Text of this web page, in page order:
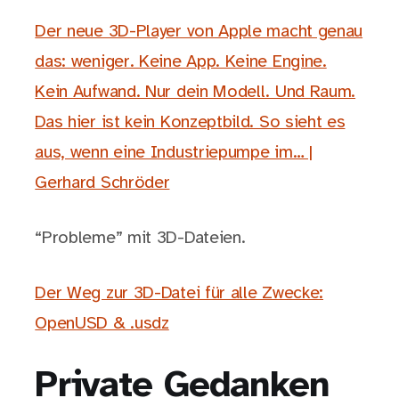
Der neue 3D-Player von Apple macht genau
das: weniger. Keine App. Keine Engine.
Kein Aufwand. Nur dein Modell. Und Raum.
Das hier ist kein Konzeptbild. So sieht es
aus, wenn eine Industriepumpe im… |
Gerhard Schröder
“Probleme” mit 3D-Dateien.
Der Weg zur 3D-Datei für alle Zwecke:
OpenUSD & .usdz
Private Gedanken